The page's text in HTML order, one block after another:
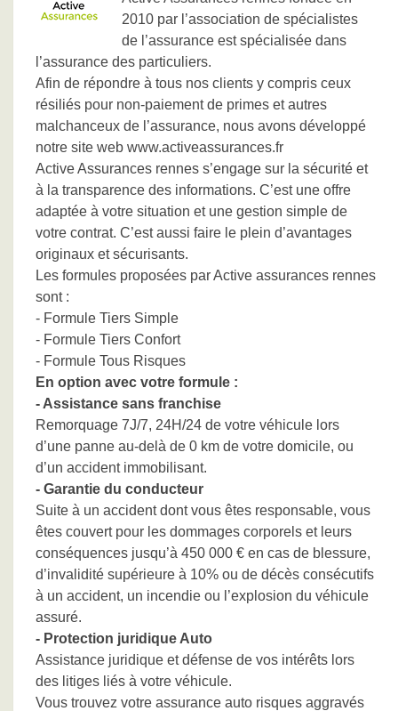
2010 par l’association de spécialistes
de l’assurance est spécialisée dans
l’assurance des particuliers.
Afin de répondre à tous nos clients y compris ceux
résiliés pour non-paiement de primes et autres
malchanceux de l’assurance, nous avons développé
notre site web www.activeassurances.fr
Active Assurances rennes s’engage sur la sécurité et
à la transparence des informations. C’est une offre
adaptée à votre situation et une gestion simple de
votre contrat. C’est aussi faire le plein d’avantages
originaux et sécurisants.
Les formules proposées par Active assurances rennes
sont :
- Formule Tiers Simple
- Formule Tiers Confort
- Formule Tous Risques
En option avec votre formule :
- Assistance sans franchise
Remorquage 7J/7, 24H/24 de votre véhicule lors
d’une panne au-delà de 0 km de votre domicile, ou
d’un accident immobilisant.
- Garantie du conducteur
Suite à un accident dont vous êtes responsable, vous
êtes couvert pour les dommages corporels et leurs
conséquences jusqu’à 450 000 € en cas de blessure,
d’invalidité supérieure à 10% ou de décès consécutifs
à un accident, un incendie ou l’explosion du véhicule
assuré.
- Protection juridique Auto
Assistance juridique et défense de vos intérêts lors
des litiges liés à votre véhicule.
Vous trouvez votre assurance auto risques aggravés